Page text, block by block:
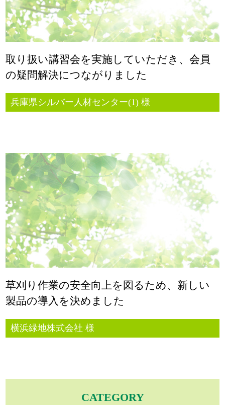
取り扱い講習会を実施していただき、会員
の疑問解決につながりました
兵庫県シルバー人材センター(1) 様
草刈り作業の安全向上を図るため、新しい
製品の導入を決めました
横浜緑地株式会社 様
CATEGORY